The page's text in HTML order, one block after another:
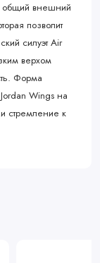
общий внешний
позволит
силуэт Air
верхом
Форма
Wings на
стремление к